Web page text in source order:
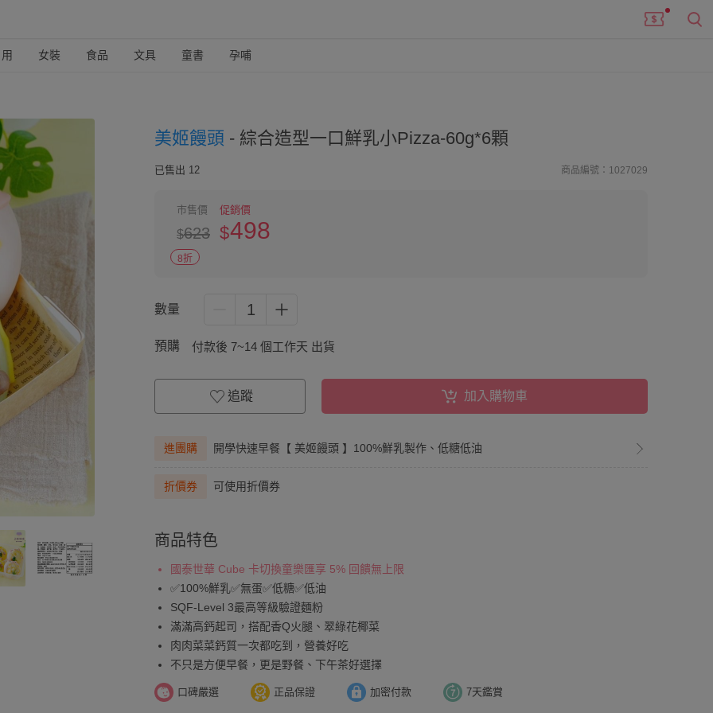
女裝 食品 文具 童書 孕哺
美姬饅頭 - 綜合造型一口鮮乳小Pizza-60g*6顆
已售出 12 商品編號：1027029
市售價
$623
促銷價
$498
8折
數量 1
預購 付款後 7~14 個工作天 出貨
追蹤 加入購物車
進團購 開學快速早餐【 美姬饅頭 】100%鮮乳製作、低糖低油
折價券 可使用折價券
商品特色
國泰世華 Cube 卡切換童樂匯享 5% 回饋無上限
✅100%鮮乳✅無蛋✅低糖✅低油
SQF-Level 3最高等級驗證麵粉
滿滿高鈣起司，搭配香Q火腿、翠綠花椰菜
肉肉菜菜鈣質一次都吃到，營養好吃
不只是方便早餐，更是野餐、下午茶好選擇
口碑嚴選 正品保證 加密付款 7天鑑賞